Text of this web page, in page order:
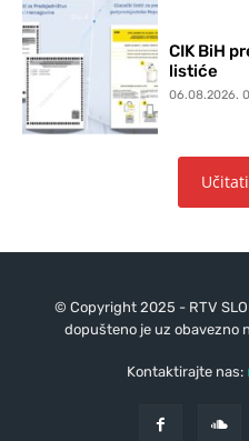
CIK BiH
listiće
06.08.2026.
© Copyright 2025 - RTV
dopušteno je uz obavezno
Kontaktirajte nas: